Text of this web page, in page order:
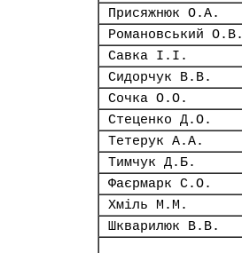
Присяжнюк О.А.
Романовський О.В.
Савка І.І.
Сидорчук В.В.
Сочка О.О.
Стеценко Д.О.
Тетерук А.А.
Тимчук Д.Б.
Фаєрмарк С.О.
Хміль М.М.
Шкварилюк В.В.